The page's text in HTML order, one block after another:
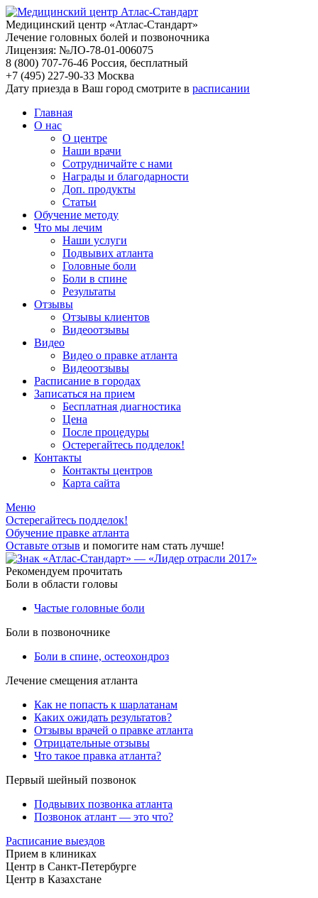
Медицинский центр «Атлас-Стандарт»
Лечение головных болей и позвоночника
Лицензия: №ЛО-78-01-006075
8 (800) 707-76-46 Россия, бесплатный
+7 (495) 227-90-33 Москва
Дату приезда в Ваш город смотрите в расписании
Главная
О нас
О центре
Наши врачи
Сотрудничайте с нами
Награды и благодарности
Доп. продукты
Статьи
Обучение методу
Что мы лечим
Наши услуги
Подвывих атланта
Головные боли
Боли в спине
Результаты
Отзывы
Отзывы клиентов
Видеоотзывы
Видео
Видео о правке атланта
Видеоотзывы
Расписание в городах
Записаться на прием
Бесплатная диагностика
Цена
После процедуры
Остерегайтесь подделок!
Контакты
Контакты центров
Карта сайта
Меню
Остерегайтесь подделок!
Обучение правке атланта
Оставьте отзыв и помогите нам стать лучше!
Рекомендуем прочитать
Боли в области головы
Частые головные боли
Боли в позвоночнике
Боли в спине, остеохондроз
Лечение смещения атланта
Как не попасть к шарлатанам
Каких ожидать результатов?
Отзывы врачей о правке атланта
Отрицательные отзывы
Что такое правка атланта?
Первый шейный позвонок
Подвывих позвонка атланта
Позвонок атлант — это что?
Расписание выездов
Прием в клиниках
Центр в Санкт-Петербурге
Центр в Казахстане